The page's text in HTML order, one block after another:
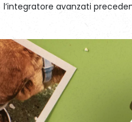
l’integratore avanzati